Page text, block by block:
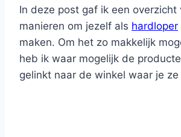
In deze post gaf ik een overzicht
manieren om jezelf als hardloper
maken. Om het zo makkelijk
heb ik waar mogelijk de
gelinkt naar de winkel waar je